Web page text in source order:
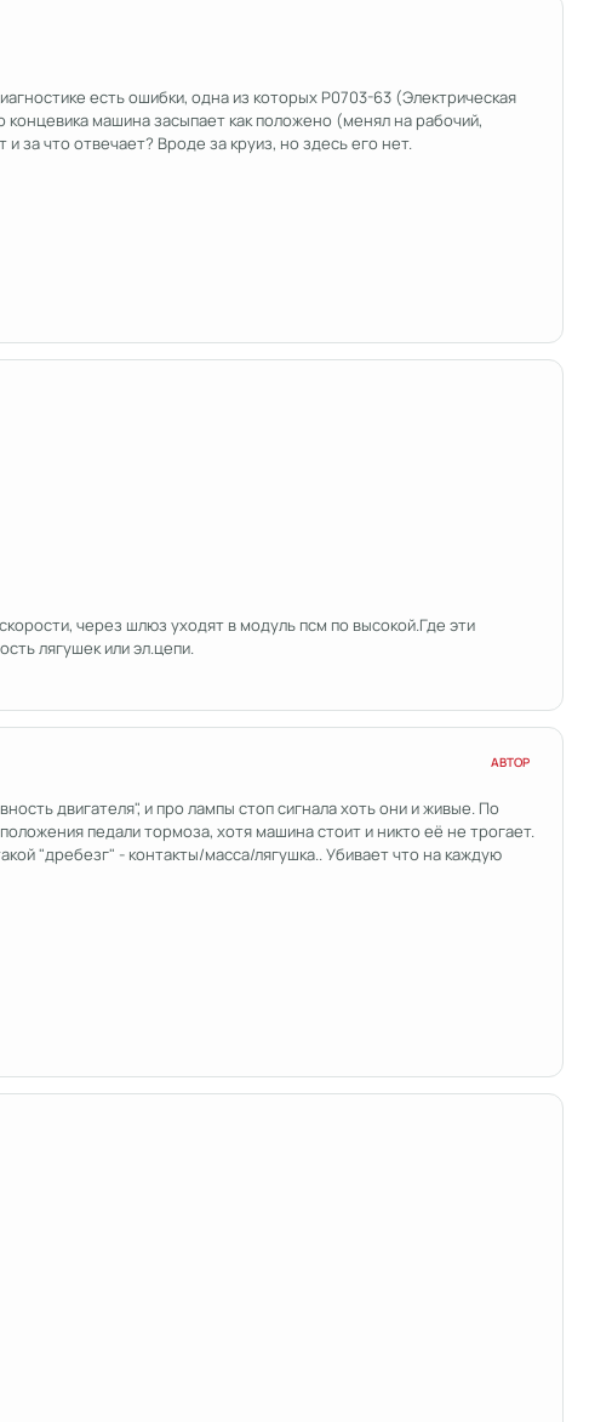
есть ошибки, одна из которых P0703-63 (Электрическая
машина засыпает как положено (менял на рабочий,
за что отвечает? Вроде за круиз, но здесь его нет.
через шлюз уходят в модуль псм по высокой.Где эти
лягушек или эл.цепи.
АВТОР
двигателя", и про лампы стоп сигнала хоть они и живые. По
педали тормоза, хотя машина стоит и никто её не трогает.
"дребезг" - контакты/масса/лягушка.. Убивает что на каждую